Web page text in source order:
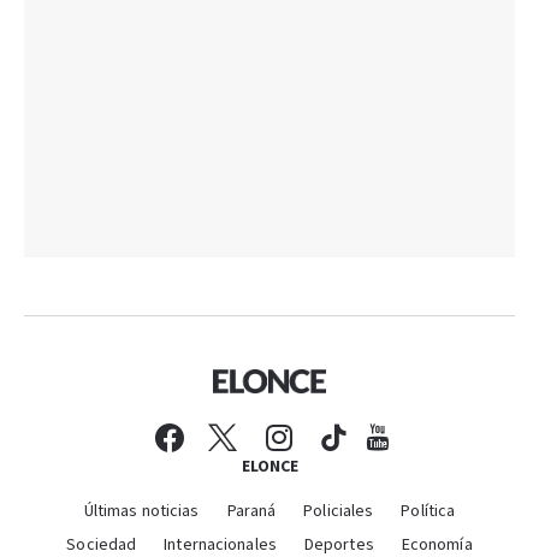
ELONCE
Últimas noticias Paraná Policiales
Política
Sociedad
Internacionales Deportes Economía